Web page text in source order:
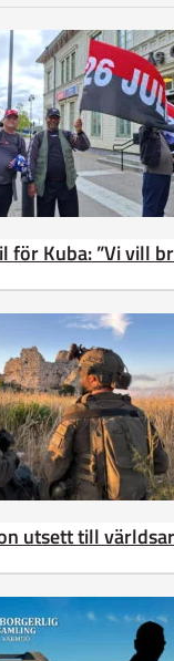
för Kuba: ”Vi vill
utsett till